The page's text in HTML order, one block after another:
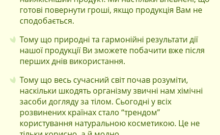
готові повернути гроші, якщо продукція Вам не
сподобається.
Тому що природні та гармонійні результати дії
нашої продукції Ви зможете побачити вже після
перших днів використання.
Тому що весь сучасний світ почав розуміти,
наскільки шкодять організму звичні нам хімічні
засоби догляду за тілом. Сьогодні у всіх
розвинених країнах стало “трендом”
користування натуральною косметикою. Це не